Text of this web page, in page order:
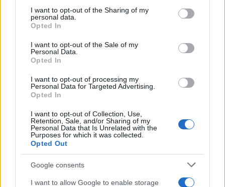
disclose it to other third parties.
Please note that this website/app uses one or more Google
services and may gather and store information including but
not limited to your visit or usage behaviour. You may click to
grant or deny consent to Google and its third-party tags to
consent section.
I want to opt-out of the Sharing of my
personal data.
Opted In
I want to opt-out of the Sale of my
Personal Data.
Opted In
I want to opt-out of processing my
Personal Data for Targeted Advertising.
Opted In
I want to opt-out of Collection, Use,
Retention, Sale, and/or Sharing of my
Personal Data that Is Unrelated with the
Purposes for which it was collected.
Opted Out
Google consents
I want to allow Google to enable storage